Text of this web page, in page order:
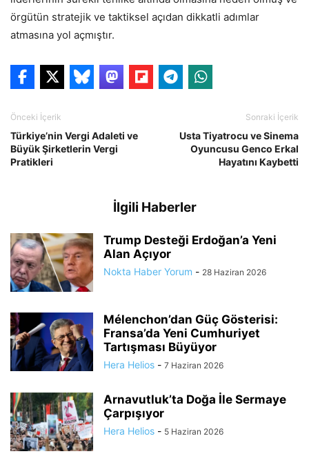
örgütün stratejik ve taktiksel açıdan dikkatli adımlar
atmasına yol açmıştır.
Önceki İçerik
Türkiye’nin Vergi Adaleti ve
Büyük Şirketlerin Vergi
Pratikleri
Sonraki İçerik
Usta Tiyatrocu ve Sinema
Oyuncusu Genco Erkal
Hayatını Kaybetti
İlgili Haberler
Trump Desteği Erdoğan’a Yeni
Alan Açıyor
Nokta Haber Yorum - 28 Haziran 2026
Mélenchon’dan Güç Gösterisi:
Fransa’da Yeni Cumhuriyet
Tartışması Büyüyor
Hera Helios - 7 Haziran 2026
Arnavutluk’ta Doğa İle Sermaye
Çarpışıyor
Hera Helios - 5 Haziran 2026